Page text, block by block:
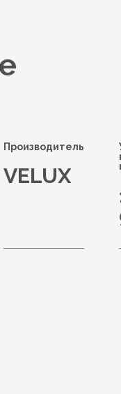
Производитель
VELUX